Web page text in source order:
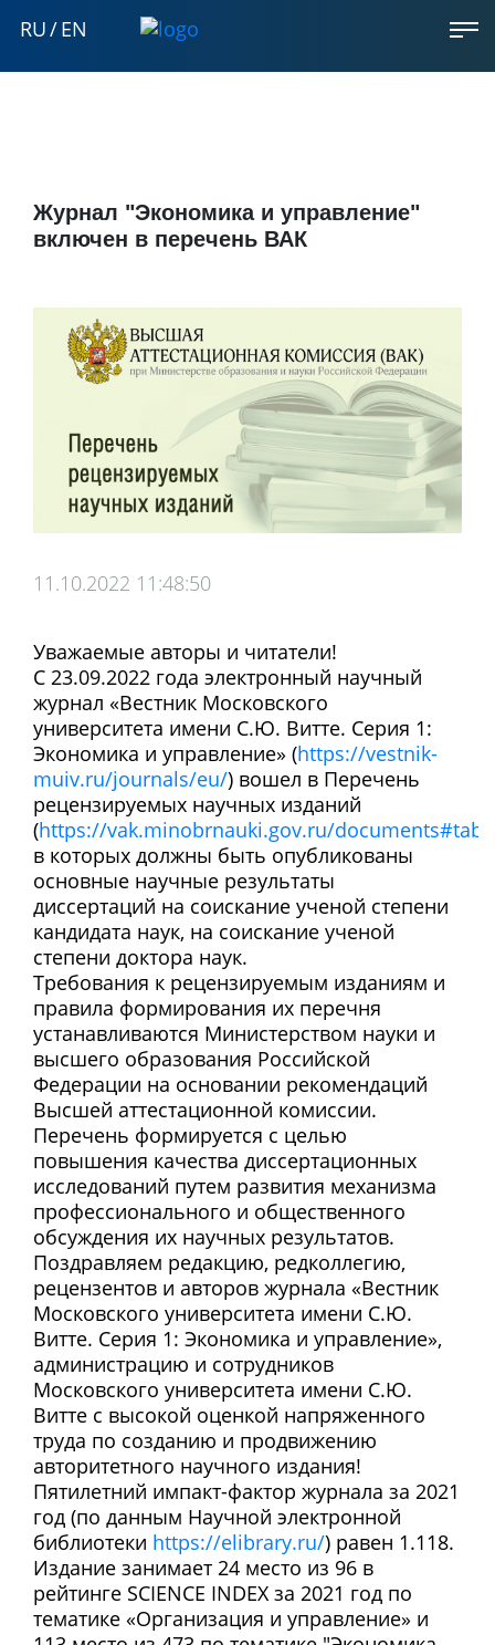
RU/EN
Журнал "Экономика и управление"
включен в перечень ВАК
11.10.2022 11:48:50
Уважаемые авторы и читатели!
С 23.09.2022 года электронный научный
журнал «Вестник Московского
университета имени С.Ю. Витте. Серия 1:
Экономика и управление» (https://vestnik-
muiv.ru/journals/eu/) вошел в Перечень
рецензируемых научных изданий
(https://vak.minobrnauki.gov.ru/
в которых должны быть опубликованы
основные научные результаты
диссертаций на соискание ученой степени
кандидата наук, на соискание ученой
степени доктора наук.
Требования к рецензируемым изданиям и
правила формирования их перечня
устанавливаются Министерством науки и
высшего образования Российской
Федерации на основании рекомендаций
Высшей аттестационной комиссии.
Перечень формируется с целью
повышения качества диссертационных
исследований путем развития механизма
профессионального и общественного
обсуждения их научных результатов.
Поздравляем редакцию, редколлегию,
рецензентов и авторов журнала «Вестник
Московского университета имени С.Ю.
Витте. Серия 1: Экономика и управление»,
администрацию и сотрудников
Московского университета имени С.Ю.
Витте с высокой оценкой напряженного
труда по созданию и продвижению
авторитетного научного издания!
Пятилетний импакт-фактор журнала за 2021
год (по данным Научной электронной
библиотеки https://elibrary.ru/) равен 1.118.
Издание занимает 24 место из 96 в
рейтинге SCIENCE INDEX за 2021 год по
тематике «Организация и управление» и